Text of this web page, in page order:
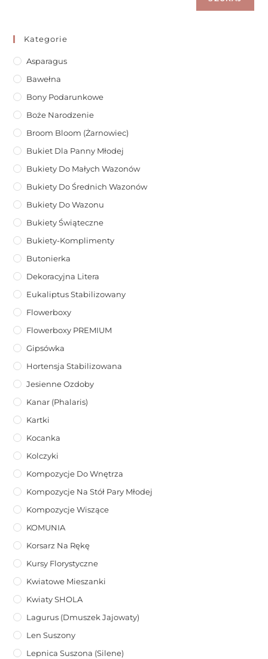
Kategorie
Asparagus
Bawełna
Bony Podarunkowe
Boże Narodzenie
Broom Bloom (żarnowiec)
Bukiet Dla Panny Młodej
Bukiety Do Małych Wazonów
Bukiety Do Średnich Wazonów
Bukiety Do Wazonu
Bukiety Świąteczne
Bukiety-Komplimenty
Butonierka
Dekoracyjna Litera
Eukaliptus Stabilizowany
Flowerboxy
Flowerboxy PREMIUM
Gipsówka
Hortensja Stabilizowana
Jesienne Ozdoby
Kanar (phalaris)
Kartki
Kocanka
Kolczyki
Kompozycje Do Wnętrza
Kompozycje Na Stół Pary Młodej
Kompozycje Wiszące
KOMUNIA
Korsarz Na Rękę
Kursy Florystyczne
Kwiatowe Mieszanki
Kwiaty SHOLA
Lagurus (dmuszek Jajowaty)
Len Suszony
Lepnica Suszona (Silene)